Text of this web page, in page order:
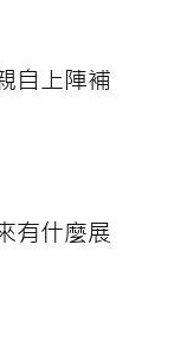
自上陣補
有什麼展